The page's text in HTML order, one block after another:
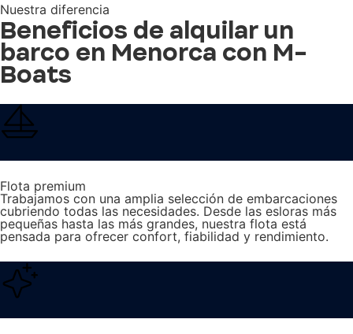
Nuestra diferencia
Beneficios de alquilar un
barco en Menorca con M-
Boats
Flota premium
Trabajamos con una amplia selección de embarcaciones
cubriendo todas las necesidades. Desde las esloras más
pequeñas hasta las más grandes, nuestra flota está
pensada para ofrecer confort, fiabilidad y rendimiento.